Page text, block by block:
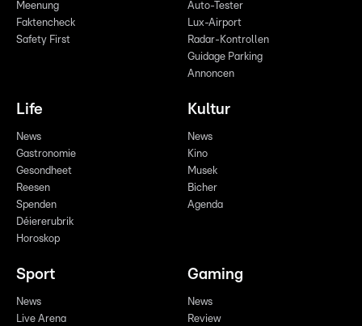
Meenung
Faktencheck
Safety First
Auto-Tester
Lux-Airport
Radar-Kontrollen
Guidage Parking
Annoncen
Life
News
Gastronomie
Gesondheet
Reesen
Spenden
Déiererubrik
Horoskop
Kultur
News
Kino
Musek
Bicher
Agenda
Sport
News
Live Arena
Gaming
News
Review